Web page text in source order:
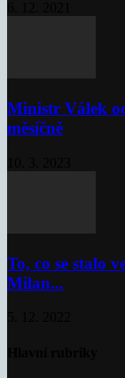
Ministr Válek
měsíčně
To, co se stalo
Milan...